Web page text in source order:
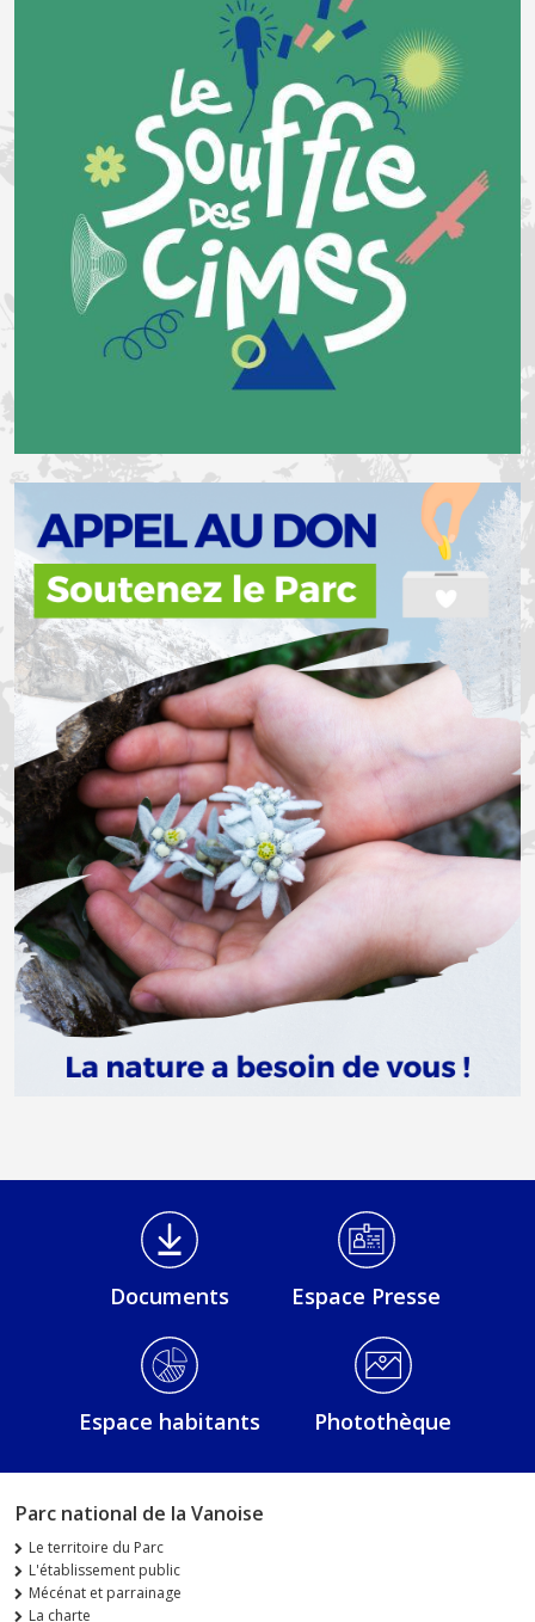
Médiathèque Footer
Documents Espace Presse
Espace habitants Photothèque
Parc national de la Vanoise
Le territoire du Parc
L'établissement public
Mécénat et parrainage
La charte